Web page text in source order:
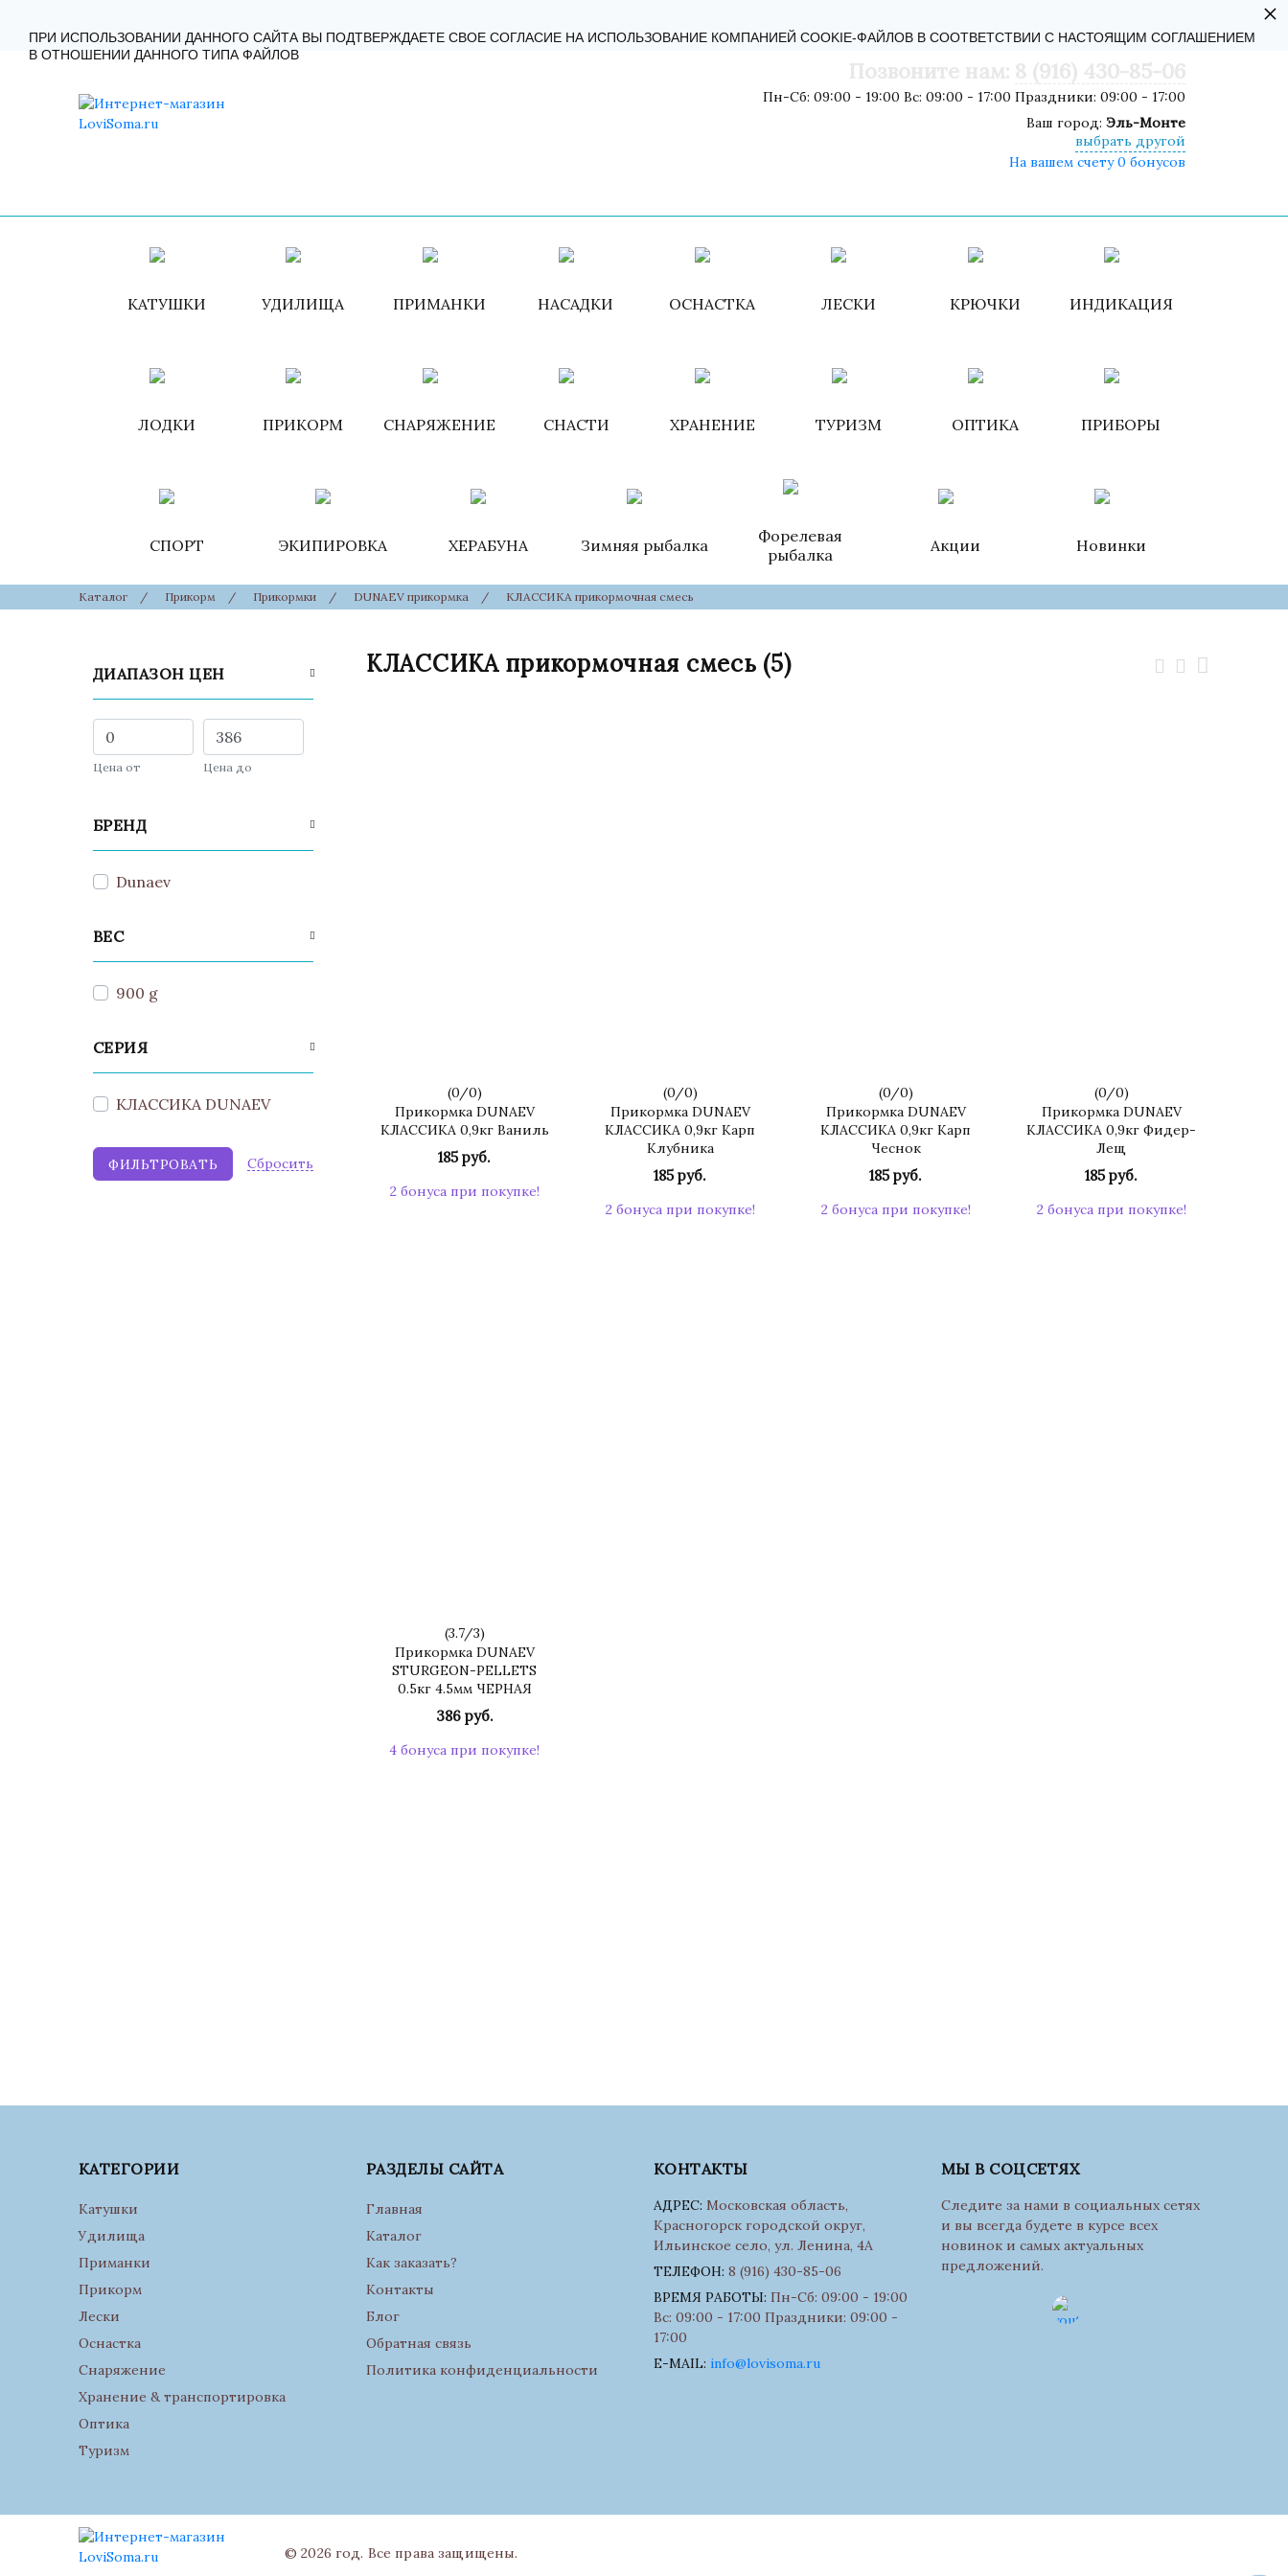
Пн-Сб: 09:00 - 19:00 Вс: 09:00 - 17:00 Праздники: 09:00 - 17:00
Ваш город: Эль-Монте
выбрать другой
На вашем счету 0 бонусов
КАТУШКИ УДИЛИЩА ПРИМАНКИ НАСАДКИ ОСНАСТКА ЛЕСКИ КРЮЧКИ ИНДИКАЦИЯ
ЛОДКИ ПРИКОРМ СНАРЯЖЕНИЕ СНАСТИ ХРАНЕНИЕ ТУРИЗМ ОПТИКА ПРИБОРЫ
СПОРТ ЭКИПИРОВКА ХЕРАБУНА Зимняя рыбалка
Форелевая
рыбалка
Акции Новинки
Каталог / Прикорм / Прикормки / DUNAEV прикормка / КЛАССИКА прикормочная смесь
ДИАПАЗОН ЦЕН
Цена от Цена до
БРЕНД
Dunaev
ВЕС
900 g
СЕРИЯ
КЛАССИКА DUNAEV
Cбросить
КЛАССИКА прикормочная смесь (5)
(0/0)
Прикормка DUNAEV
КЛАССИКА 0,9кг Ваниль
185 руб.
2 бонуса при покупке!
(0/0)
Прикормка DUNAEV
КЛАССИКА 0,9кг Карп
Клубника
185 руб.
2 бонуса при покупке!
(0/0)
Прикормка DUNAEV
КЛАССИКА 0,9кг Карп
Чеснок
185 руб.
2 бонуса при покупке!
(0/0)
Прикормка DUNAEV
КЛАССИКА 0,9кг Фидер-
Лещ
185 руб.
2 бонуса при покупке!
(3.7/3)
Прикормка DUNAEV
STURGEON-PELLETS
0.5кг 4.5мм ЧЕРНАЯ
386 руб.
4 бонуса при покупке!
КАТЕГОРИИ
Катушки
Удилища
Приманки
Прикорм
Лески
Оснастка
Снаряжение
Хранение & транспортировка
Оптика
Туризм
РАЗДЕЛЫ САЙТА
Главная
Каталог
Как заказать?
Контакты
Блог
Обратная связь
Политика конфиденциальности
КОНТАКТЫ
АДРЕС: Московская область,
Красногорск городской округ,
Ильинское село, ул. Ленина, 4А
ТЕЛЕФОН: 8 (916) 430-85-06
ВРЕМЯ РАБОТЫ: Пн-Сб: 09:00 - 19:00
Вс: 09:00 - 17:00 Праздники: 09:00 -
17:00
E-MAIL: info@lovisoma.ru
МЫ В СОЦСЕТЯХ
Следите за нами в социальных сетях
и вы всегда будете в курсе всех
новинок и самых актуальных
предложений.
© 2026 год. Все права защищены.
ПРИ ИСПОЛЬЗОВАНИИ ДАННОГО САЙТА ВЫ ПОДТВЕРЖДАЕТЕ СВОЕ СОГЛАСИЕ НА ИСПОЛЬЗОВАНИЕ КОМПАНИЕЙ COOKIE-ФАЙЛОВ В СООТВЕТСТВИИ С НАСТОЯЩИМ СОГЛАШЕНИЕМ
В ОТНОШЕНИИ ДАННОГО ТИПА ФАЙЛОВ
×